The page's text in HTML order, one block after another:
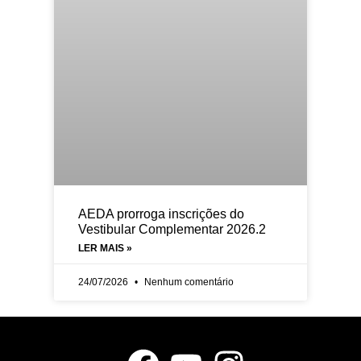
AEDA prorroga inscrições do
Vestibular Complementar 2026.2
LER MAIS »
24/07/2026 Nenhum comentário